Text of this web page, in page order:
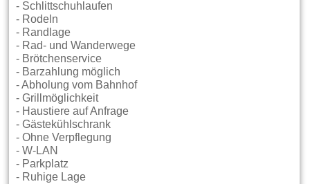
- Schlittschuhlaufen
- Rodeln
- Randlage
- Rad- und Wanderwege
- Brötchenservice
- Barzahlung möglich
- Abholung vom Bahnhof
- Grillmöglichkeit
- Haustiere auf Anfrage
- Gästekühlschrank
- Ohne Verpflegung
- W-LAN
- Parkplatz
- Ruhige Lage